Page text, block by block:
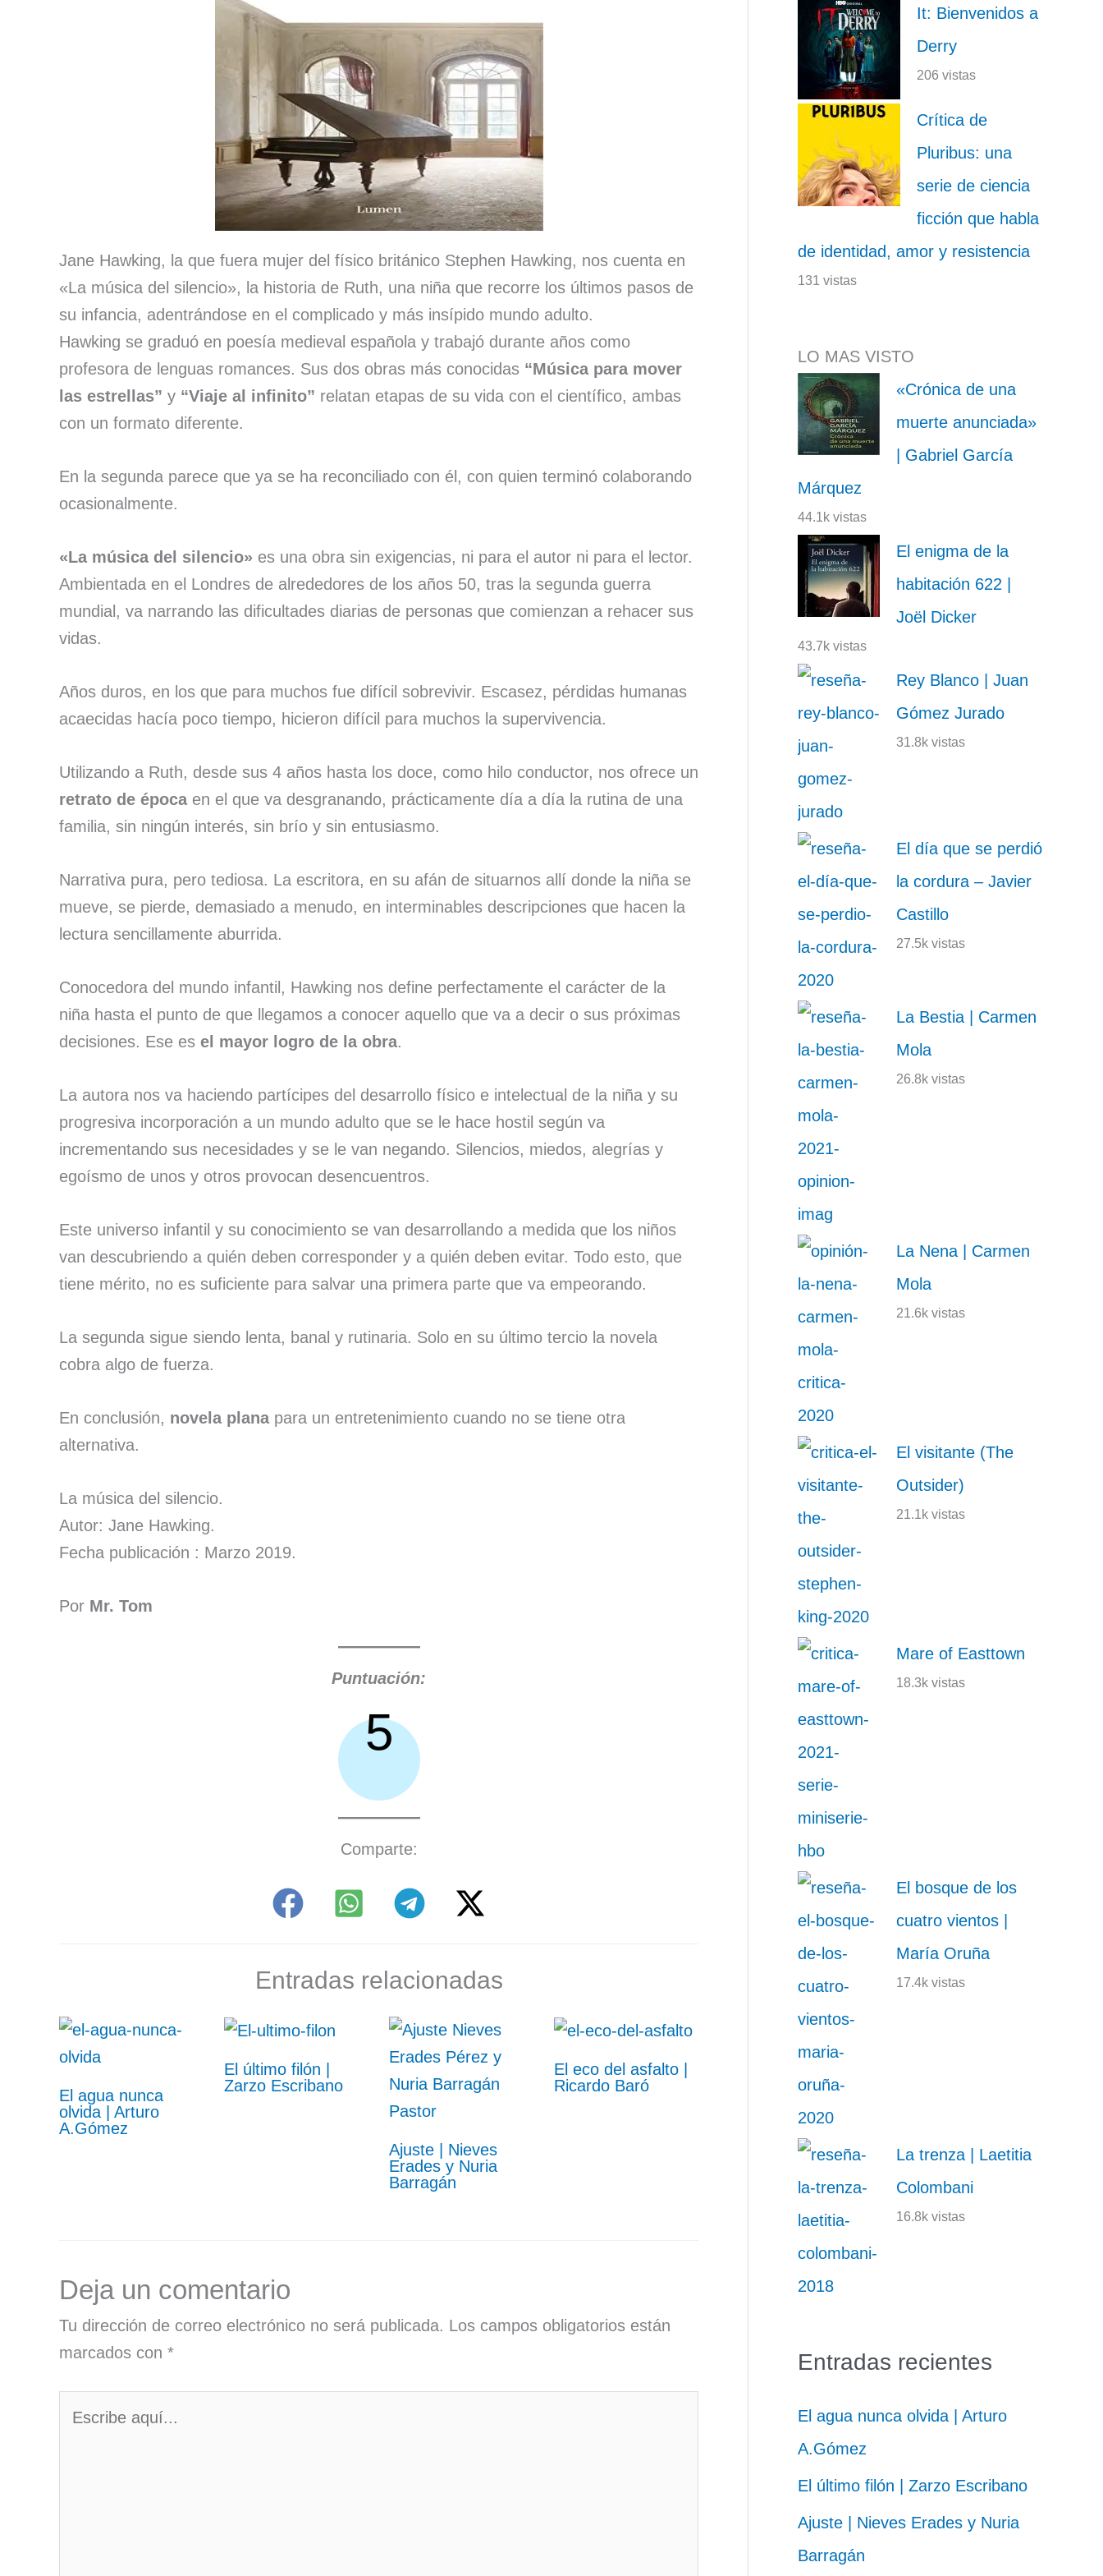
Jane Hawking, la que fuera mujer del físico británico Stephen Hawking, nos cuenta en
«La música del silencio», la historia de Ruth, una niña que recorre los últimos pasos de
su infancia, adentrándose en el complicado y más insípido mundo adulto.
Hawking se graduó en poesía medieval española y trabajó durante años como
profesora de lenguas romances. Sus dos obras más conocidas “Música para mover
las estrellas” y “Viaje al infinito” relatan etapas de su vida con el científico, ambas
con un formato diferente.
En la segunda parece que ya se ha reconciliado con él, con quien terminó colaborando
ocasionalmente.
«La música del silencio» es una obra sin exigencias, ni para el autor ni para el lector.
Ambientada en el Londres de alrededores de los años 50, tras la segunda guerra
mundial, va narrando las dificultades diarias de personas que comienzan a rehacer sus
vidas.
Años duros, en los que para muchos fue difícil sobrevivir. Escasez, pérdidas humanas
acaecidas hacía poco tiempo, hicieron difícil para muchos la supervivencia.
Utilizando a Ruth, desde sus 4 años hasta los doce, como hilo conductor, nos ofrece un
retrato de épocaen el que va desgranando, prácticamente día a día la rutina de una
familia, sin ningún interés, sin brío y sin entusiasmo.
Narrativa pura, pero tediosa. La escritora, en su afán de situarnos allí donde la niña se
mueve, se pierde, demasiado a menudo, en interminables descripciones que hacen la
lectura sencillamente aburrida.
Conocedora del mundo infantil, Hawking nos define perfectamente el carácter de la
niña hasta el punto de que llegamos a conocer aquello que va a decir o sus próximas
decisiones. Ese es el mayor logro de la obra.
La autora nos va haciendo partícipes del desarrollo físico e intelectual de la niña y su
progresiva incorporación a un mundo adulto que se le hace hostil según va
incrementando sus necesidades y se le van negando. Silencios, miedos, alegrías y
egoísmo de unos y otros provocan desencuentros.
Este universo infantil y su conocimiento se van desarrollando a medida que los niños
van descubriendo a quién deben corresponder y a quién deben evitar. Todo esto, que
tiene mérito, no es suficiente para salvar una primera parte que va empeorando.
La segunda sigue siendo lenta, banal y rutinaria. Solo en su último tercio la novela
cobra algo de fuerza.
En conclusión, novela planapara un entretenimiento cuando no se tiene otra
alternativa.
La música del silencio.
Autor: Jane Hawking.
Fecha publicación : Marzo 2019.
Por Mr. Tom
Puntuación:
5
Comparte:
Entradas relacionadas
El agua nunca
olvida | Arturo
A.Gómez
El último filón |
Zarzo Escribano
Ajuste | Nieves
Erades y Nuria
Barragán
El eco del asfalto |
Ricardo Baró
Deja un comentario
Tu dirección de correo electrónico no será publicada. Los campos obligatorios están
marcados con *
It: Bienvenidos a
Derry
206 vistas
Crítica de
Pluribus: una
serie de ciencia
ficción que habla
de identidad, amor y resistencia
131 vistas
LO MAS VISTO
«Crónica de una
muerte anunciada»
| Gabriel García
Márquez
44.1k vistas
El enigma de la
habitación 622 |
Joël Dicker
43.7k vistas
Rey Blanco | Juan
Gómez Jurado
31.8k vistas
El día que se perdió
la cordura – Javier
Castillo
27.5k vistas
La Bestia | Carmen
Mola
26.8k vistas
La Nena | Carmen
Mola
21.6k vistas
El visitante (The
Outsider)
21.1k vistas
Mare of Easttown
18.3k vistas
El bosque de los
cuatro vientos |
María Oruña
17.4k vistas
La trenza | Laetitia
Colombani
16.8k vistas
Entradas recientes
El agua nunca olvida | Arturo
A.Gómez
El último filón | Zarzo Escribano
Ajuste | Nieves Erades y Nuria
Barragán